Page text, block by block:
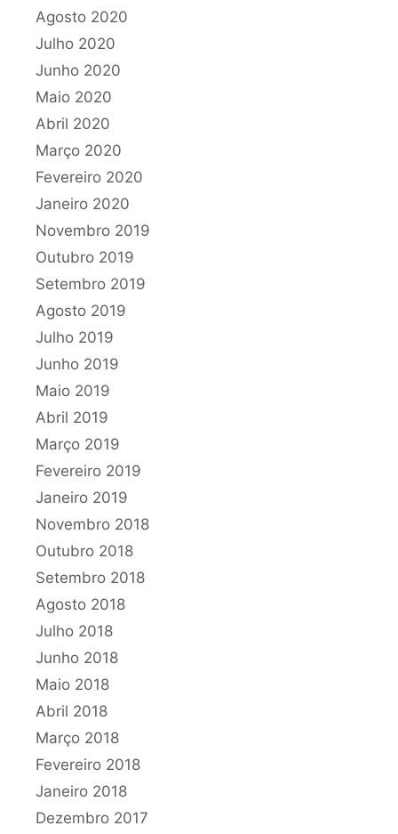
Agosto 2020
Julho 2020
Junho 2020
Maio 2020
Abril 2020
Março 2020
Fevereiro 2020
Janeiro 2020
Novembro 2019
Outubro 2019
Setembro 2019
Agosto 2019
Julho 2019
Junho 2019
Maio 2019
Abril 2019
Março 2019
Fevereiro 2019
Janeiro 2019
Novembro 2018
Outubro 2018
Setembro 2018
Agosto 2018
Julho 2018
Junho 2018
Maio 2018
Abril 2018
Março 2018
Fevereiro 2018
Janeiro 2018
Dezembro 2017